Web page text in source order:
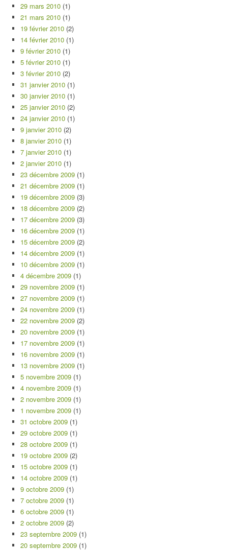
29 mars 2010 (1)
21 mars 2010 (1)
19 février 2010 (2)
14 février 2010 (1)
9 février 2010 (1)
5 février 2010 (1)
3 février 2010 (2)
31 janvier 2010 (1)
30 janvier 2010 (1)
25 janvier 2010 (2)
24 janvier 2010 (1)
9 janvier 2010 (2)
8 janvier 2010 (1)
7 janvier 2010 (1)
2 janvier 2010 (1)
23 décembre 2009 (1)
21 décembre 2009 (1)
19 décembre 2009 (3)
18 décembre 2009 (2)
17 décembre 2009 (3)
16 décembre 2009 (1)
15 décembre 2009 (2)
14 décembre 2009 (1)
10 décembre 2009 (1)
4 décembre 2009 (1)
29 novembre 2009 (1)
27 novembre 2009 (1)
24 novembre 2009 (1)
22 novembre 2009 (2)
20 novembre 2009 (1)
17 novembre 2009 (1)
16 novembre 2009 (1)
13 novembre 2009 (1)
5 novembre 2009 (1)
4 novembre 2009 (1)
2 novembre 2009 (1)
1 novembre 2009 (1)
31 octobre 2009 (1)
29 octobre 2009 (1)
28 octobre 2009 (1)
19 octobre 2009 (2)
15 octobre 2009 (1)
14 octobre 2009 (1)
9 octobre 2009 (1)
7 octobre 2009 (1)
6 octobre 2009 (1)
2 octobre 2009 (2)
23 septembre 2009 (1)
20 septembre 2009 (1)